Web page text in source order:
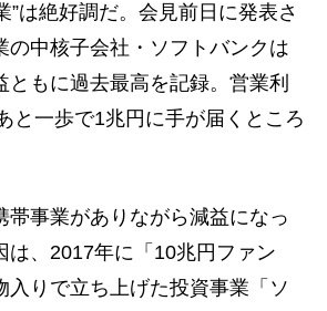
”は絶好調だ。会見前日に発表さ
の中核子会社・ソフトバンクは
ともに過去最高を記録。営業利
と一歩で1兆円に手が届くところ
事業がありながら減益になっ
は、2017年に「10兆円ファン
入りで立ち上げた投資事業「ソ